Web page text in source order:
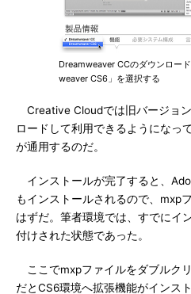
Dreamweaver CCのダウンロー
weaver CS6」を選択する
Creative Cloudでは旧バージョ
ロードして利用できるようになっ
が通用するのだ。
インストールが完了すると、
もインストールされるので、mxp
はずだ。筆者環境では、すでにイ
付けされた状態であった。
ここでmxpファイルをダブルク
だとCS6環境へ拡張機能がインス